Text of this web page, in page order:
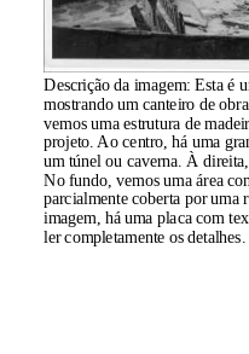
Descrição da imagem:Esta é
mostrando um canteiro de
vemos uma estrutura de
projeto. Ao centro, há uma
um túnel ou caverna. À direita,
No fundo, vemos uma área
parcialmente coberta por uma
imagem, há uma placa com
ler completamente os detalhes.